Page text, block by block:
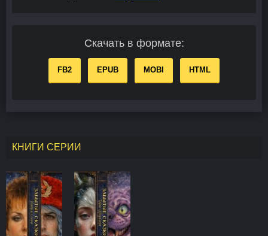
Скачать в формате:
FB2 EPUB MOBI HTML
КНИГИ СЕРИИ